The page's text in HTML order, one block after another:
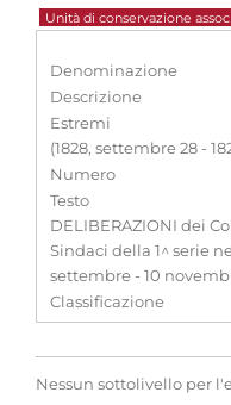
Unità di conservazione
Denominazione
Descrizione
Estremi
(1828, settembre 28 -
Numero
Testo
DELIBERAZIONI dei
Sindaci della 1^ serie
settembre - 10
Classificazione
Nessun sottolivello per